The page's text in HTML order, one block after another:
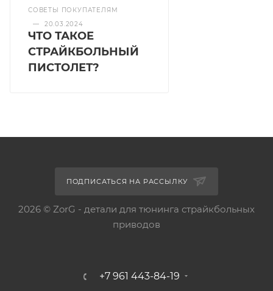
СОВЕТЫ ПОКУПАТЕЛЯМ
—
20.03.2024
ЧТО ТАКОЕ
СТРАЙКБОЛЬНЫЙ
ПИСТОЛЕТ?
ПОДПИСАТЬСЯ НА РАССЫЛКУ
2026 © ZorG - детали для тюнинга страйкбольных
приводов
+7 961 443-84-19